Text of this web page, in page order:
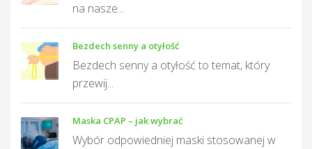
na nasze...
Bezdech senny a otyłość
Bezdech senny a otyłość to temat, który
przewij...
Maska CPAP – jak wybrać
Wybór odpowiedniej maski stosowanej w